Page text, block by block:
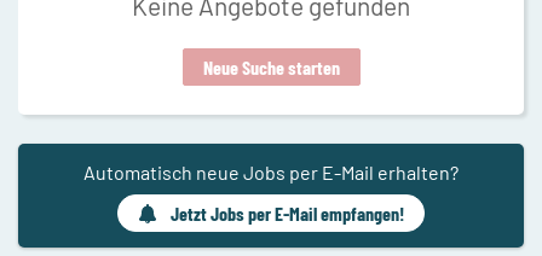
Neue Suche starten
Automatisch neue Jobs per E-Mail erhalten?
Jetzt Jobs per E-Mail empfangen!